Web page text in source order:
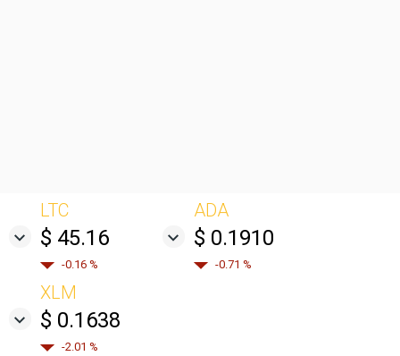
LTC
$ 45.16
-0.16 %
ADA
$ 0.1910
-0.71 %
XLM
$ 0.1638
-2.01 %